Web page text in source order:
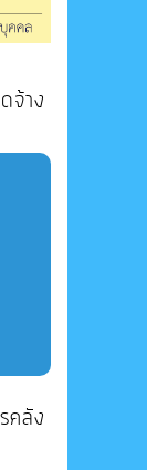
จ้าง
คลัง